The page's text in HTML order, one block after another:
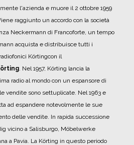
l'azienda e muore il 2 ottobre 1959
raggiunto un accordo con la società
Neckermann di Francoforte, un tempo
acquista e distribuisce tutti i
Körtingcon il
. Nel 1957, Körting lancia la
radio al mondo con un espansore di
le vendite sono settuplicate. Nel 1963 e
ad espandere notevolmente le sue
delle vendite. In rapida successione
vicino a Salisburgo, Möbelwerke
a Pavia. La Körting in questo periodo